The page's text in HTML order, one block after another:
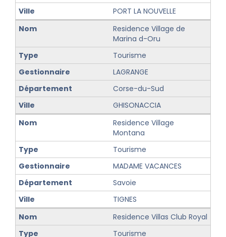
PORT LA NOUVELLE
Residence Village de
Marina d-Oru
Tourisme
LAGRANGE
Corse-du-Sud
GHISONACCIA
Residence Village
Montana
Tourisme
MADAME VACANCES
Savoie
TIGNES
Residence Villas Club Royal
Tourisme